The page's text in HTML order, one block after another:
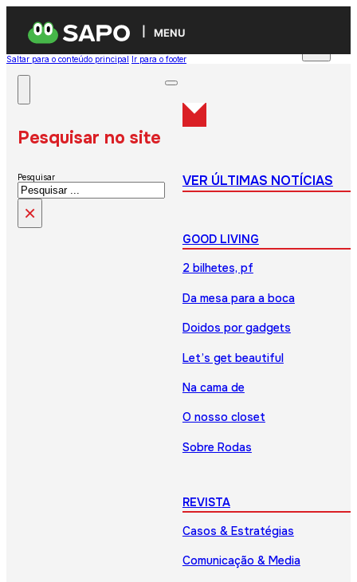
MENU
Saltar para o conteúdo principal Ir para o footer
Pesquisar no site
Pesquisar
×
VER ÚLTIMAS NOTÍCIAS
GOOD LIVING
2 bilhetes, pf
Da mesa para a boca
Doidos por gadgets
Let’s get beautiful
Na cama de
O nosso closet
Sobre Rodas
REVISTA
Casos & Estratégias
Comunicação & Media